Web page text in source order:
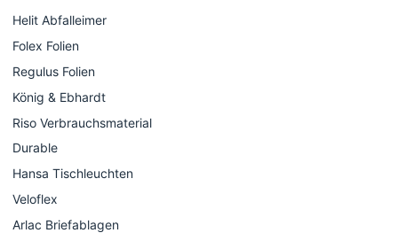
Helit Abfalleimer
Folex Folien
Regulus Folien
König & Ebhardt
Riso Verbrauchsmaterial
Durable
Hansa Tischleuchten
Veloflex
Arlac Briefablagen